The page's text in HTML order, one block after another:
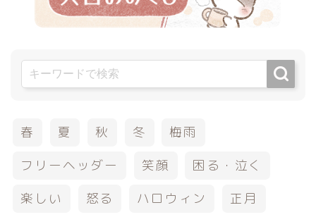
春 夏 秋 冬
梅雨
フリーヘッダー
笑顔
困る・泣く
楽しい
怒る ハロウィン
正月